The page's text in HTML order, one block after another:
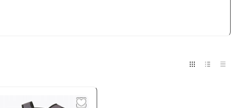
у спортсменов и путешественников.
обеспечивают комфорт при
дизайн, разнообразие объёмов и
задачи: от ежедневных городских маршрутов
уточняйте у менеджеров.